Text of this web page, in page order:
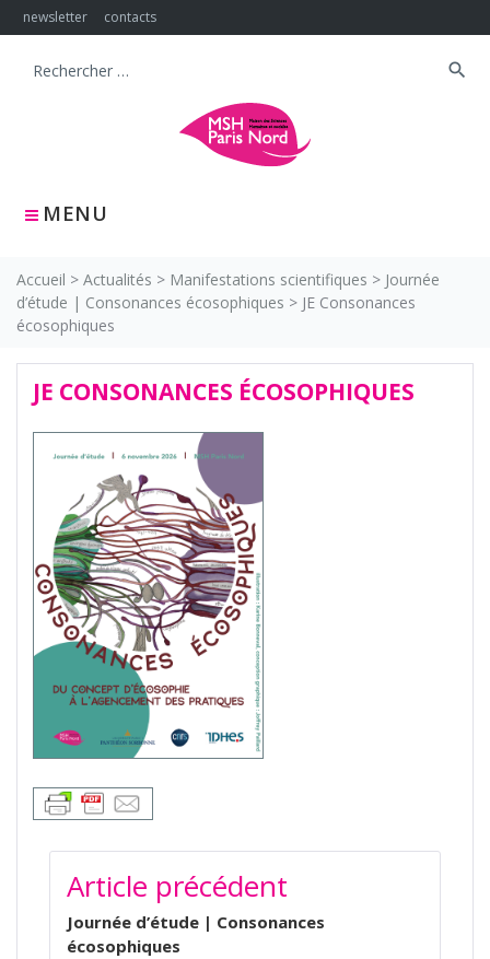
Skip
to
newsletter contacts
MENU
Search
search
Accueil > Actualités > Manifestations scientifiques > Journée
d’étude | Consonances écosophiques > JE Consonances
écosophiques
JE CONSONANCES ÉCOSOPHIQUES
NAVIGATION
DE
L’ARTICLE
Article précédent
Journée d’étude | Consonances
écosophiques